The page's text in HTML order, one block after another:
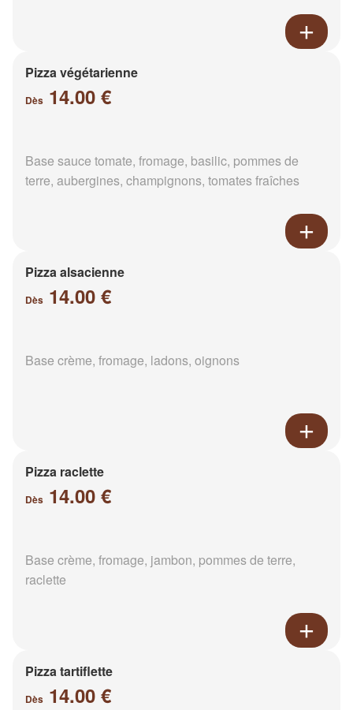
Pizza végétarienne
Dès 14.00 €
Base sauce tomate, fromage, basilic, pommes de
terre, aubergines, champignons, tomates fraîches
Pizza alsacienne
Dès 14.00 €
Base crème, fromage, ladons, oignons
Pizza raclette
Dès 14.00 €
Base crème, fromage, jambon, pommes de terre,
raclette
Pizza tartiflette
Dès 14.00 €